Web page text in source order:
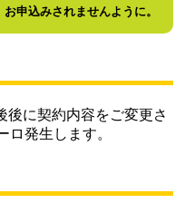
申込みされませんように。
後に契約内容をご変更さ
ロ発生します。